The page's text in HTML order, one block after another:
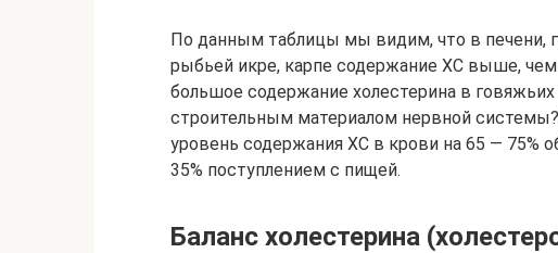
По данным таблицы мы видим, что в печени,
рыбьей икре, карпе содержание ХС выше,
большое содержание холестерина в
строительным материалом нервной
уровень содержания ХС в крови на 65 — 75%
35% поступлением с пищей.
Баланс холестерина